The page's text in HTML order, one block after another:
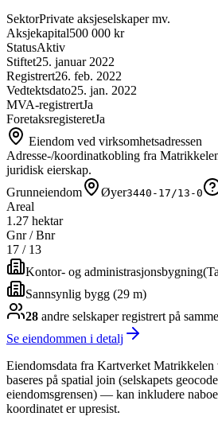
SektorPrivate aksjeselskaper mv.
Aksjekapital500 000 kr
StatusAktiv
Stiftet25. januar 2022
Registrert26. feb. 2022
Vedtektsdato25. jan. 2022
MVA-registrertJa
ForetaksregisteretJa
Eiendom ved virksomhetsadressen
Adresse-/koordinatkobling fra
juridisk eierskap.
Grunneiendom
Øyer3440-17/13-0
Areal
1.27 hektar
Gnr / Bnr
17 / 13
Kontor- og administrasjonsbygning(
Sannsynlig bygg (29 m)
28 andre selskaperregistrert på
Se eiendommen i detalj
Eiendomsdata fra Kartverket
baseres på spatial join (selskapets
eiendomsgrensen) — kan inkludere
koordinatet er upresist.